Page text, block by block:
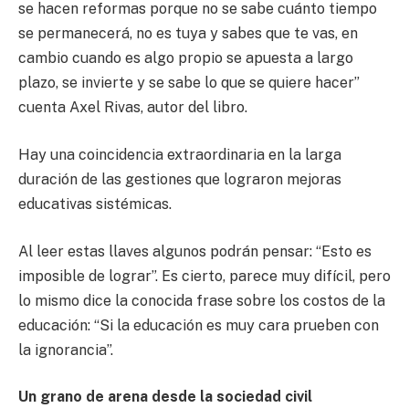
se hacen reformas porque no se sabe cuánto tiempo
se permanecerá, no es tuya y sabes que te vas, en
cambio cuando es algo propio se apuesta a largo
plazo, se invierte y se sabe lo que se quiere hacer”
cuenta Axel Rivas, autor del libro.
Hay una coincidencia extraordinaria en la larga
duración de las gestiones que lograron mejoras
educativas sistémicas.
Al leer estas llaves algunos podrán pensar: “Esto es
imposible de lograr”. Es cierto, parece muy difícil, pero
lo mismo dice la conocida frase sobre los costos de la
educación: “Si la educación es muy cara prueben con
la ignorancia”.
Un grano de arena desde la sociedad civil